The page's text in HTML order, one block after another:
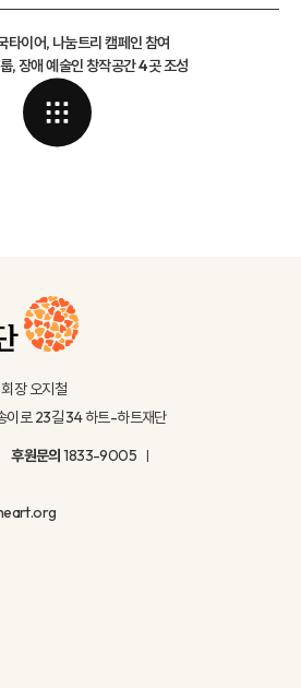
타이어, 나눔트리 캠페인 참여
, 장애 예술인 창작공간 4곳 조성
장 오지철
로 23길 34 하트-하트재단
후원문의1833-9005